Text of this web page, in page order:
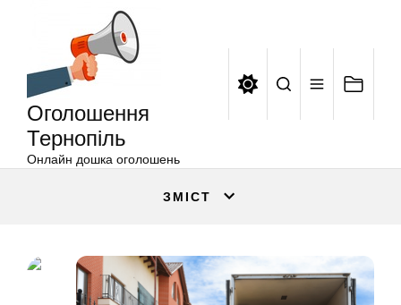
Оголошення
Тернопіль
Онлайн дошка оголошень
ЗМІСТ